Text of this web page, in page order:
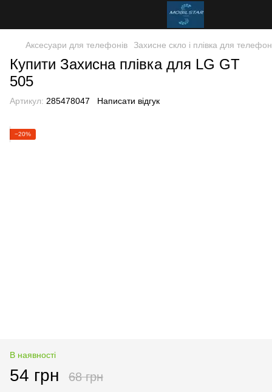
Аксесуари для телефонів Захисне скло і плівка для
Купити Захисна плівка для LG GT
505
Артикул: 285478047 Написати відгук
−20%
В наявності
54 грн 68 грн